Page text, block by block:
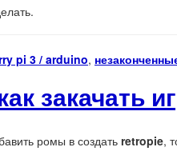
pi 3 / arduino,
закачать
ромы в создать retropie,